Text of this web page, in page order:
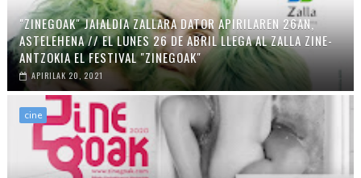
"ZINEGOAK" JAIALDIA ZALLARA DATOR APIRILAREN 26AN,
ASTELEHENA // EL LUNES 26 DE ABRIL LLEGA AL ZALLA ZINE-
ANTZOKIA EL FESTIVAL "ZINEGOAK"
APIRILAK 20, 2021
cine